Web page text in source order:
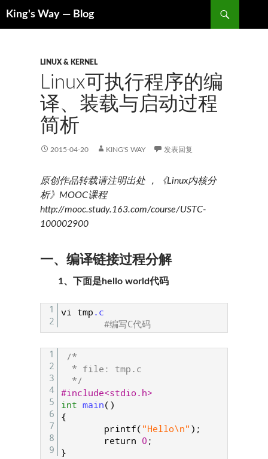
King's Way — Blog
LINUX & KERNEL
Linux可执行程序的编
译、装载与启动过程
简析
2015-04-20 KING'S WAY 发表回复
原创作品转载请注明出处 ，《Linux内核分
析》MOOC课程
http://mooc.study.163.com/course/USTC-
100002900
一、编译链接过程分解
1、下面是hello world代码
1
2
vi tmp .c
#编写C代码
1
2
3
4
5
6
7
8
9
/*
* file: tmp.c
*/
#include<stdio.h>
int main( )
{
printf( "Hello\n" ) ;
return
0 ;
}